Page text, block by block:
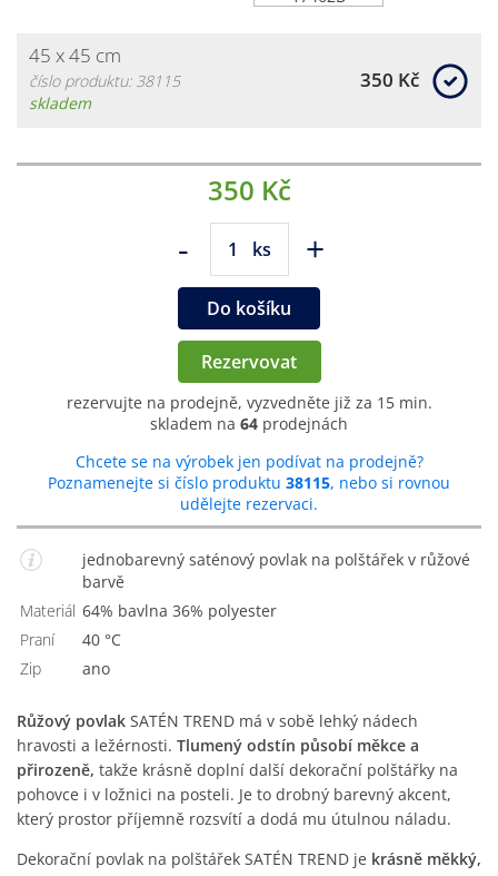
45 x 45 cm
číslo produktu: 38115
skladem
350 Kč
350 Kč
- ks +
Do košíku
Rezervovat
rezervujte na prodejně, vyzvedněte již za 15 min.
skladem na 64 prodejnách
Chcete se na výrobek jen podívat na prodejně?
Poznamenejte si číslo produktu 38115, nebo si rovnou
udělejte rezervaci.
jednobarevný saténový povlak na polštářek v růžové
barvě
Materiál
64% bavlna 36% polyester
Praní
40 °C
Zip
Ano
Růžový povlak SATÉN TREND má v sobě lehký nádech
hravosti a ležérnosti. Tlumený odstín působí měkce a
přirozeně, takže krásně doplní další dekorační polštářky na
pohovce i v ložnici na posteli. Je to drobný barevný akcent,
který prostor příjemně rozsvítí a dodá mu útulnou náladu.
Dekorační povlak na polštářek SATÉN TREND je krásně měkký,